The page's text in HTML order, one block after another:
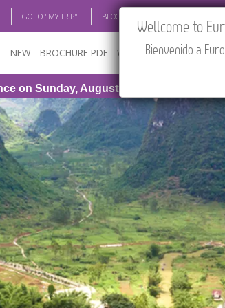
GO TO "MY TRIP" BLOG
NEW BROCHURE PDF WHERE TO BUY
from 1:00 PM to 3:30 PM (CEST/Madrid).
Wellcome to
Bienvenido a